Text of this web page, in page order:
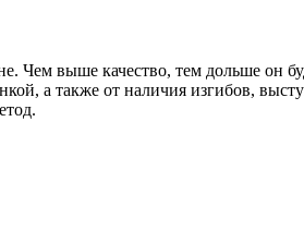
Чем выше качество, тем дольше он
а также от наличия изгибов,